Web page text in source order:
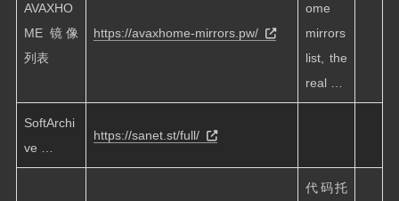
AVAXHO
ME 镜像
列表
https://avaxhome-mirrors.pw/
ome
mirrors
list, the
real …
SoftArchi
ve …
https://sanet.st/full/
代码托